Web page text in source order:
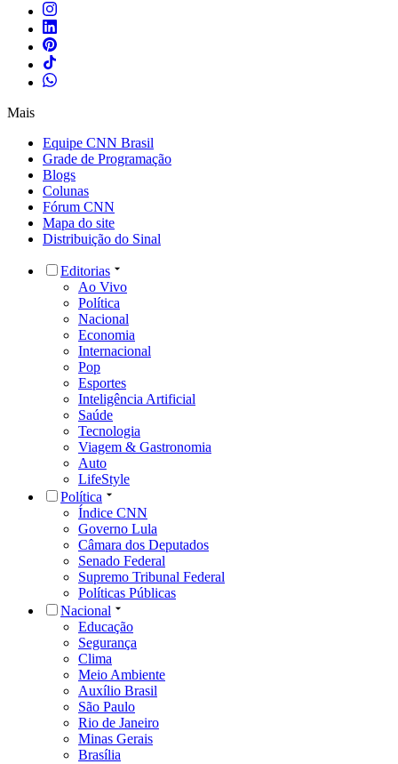
Mais
Equipe CNN Brasil
Grade de Programação
Blogs
Colunas
Fórum CNN
Mapa do site
Distribuição do Sinal
Editorias
Ao Vivo
Política
Nacional
Economia
Internacional
Pop
Esportes
Inteligência Artificial
Saúde
Tecnologia
Viagem & Gastronomia
Auto
LifeStyle
Política
Índice CNN
Governo Lula
Câmara dos Deputados
Senado Federal
Supremo Tribunal Federal
Políticas Públicas
Nacional
Educação
Segurança
Clima
Meio Ambiente
Auxílio Brasil
São Paulo
Rio de Janeiro
Minas Gerais
Brasília